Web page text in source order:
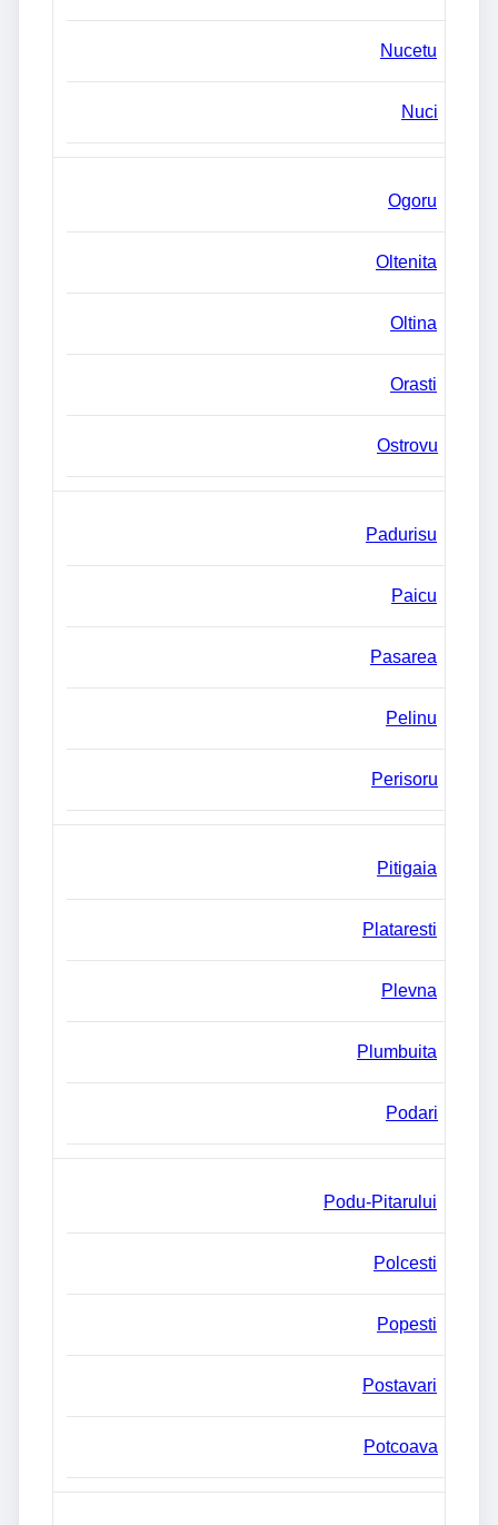
Nucetu
Nuci
Ogoru
Oltenita
Oltina
Orasti
Ostrovu
Padurisu
Paicu
Pasarea
Pelinu
Perisoru
Pitigaia
Plataresti
Plevna
Plumbuita
Podari
Podu-Pitarului
Polcesti
Popesti
Postavari
Potcoava